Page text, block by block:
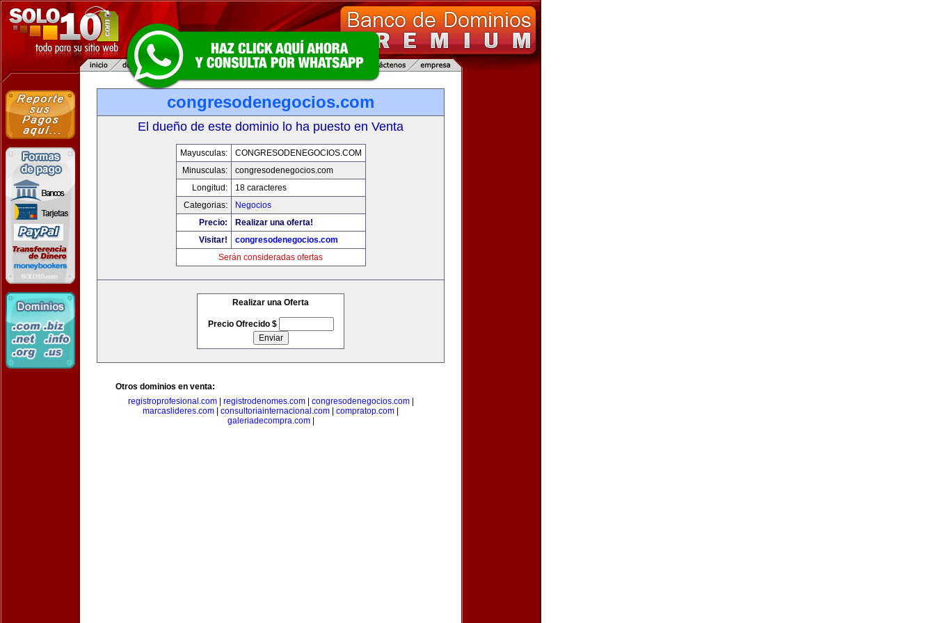
congresodenegocios.com
El dueño de este dominio lo ha puesto en Venta
Mayusculas:
CONGRESODENEGOCIOS.COM
Minusculas:
congresodenegocios.com
Longitud:
18 caracteres
Categorias:
Negocios
Precio:
Realizar una oferta!
Visitar!
congresodenegocios.com
Serán consideradas ofertas
Realizar una Oferta
Precio Ofrecido $
Otros dominios en venta:
registroprofesional.com| registrodenomes.com| congresodenegocios.com|
marcaslideres.com
consultoriainternacional.com compratop.com
galeriadecompra.com|